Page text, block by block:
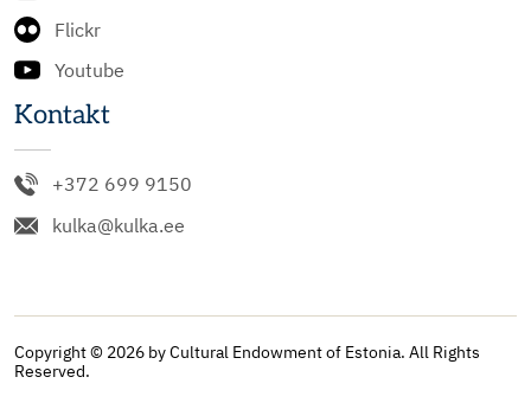
Flickr
Youtube
Kontakt
+372 699 9150
kulka@kulka.ee
Copyright © 2026 by Cultural Endowment of Estonia. All Rights
Reserved.